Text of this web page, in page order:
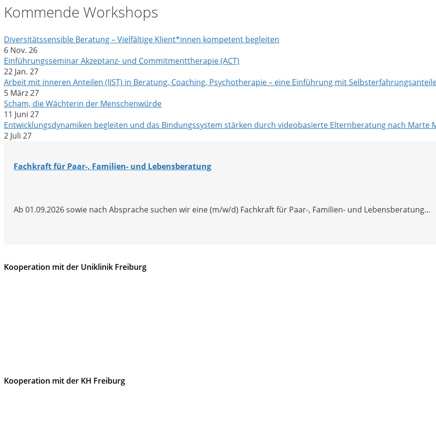
Kommende Workshops
Diversitätssensible Beratung – Vielfältige Klient*innen kompetent begleiten
6 Nov. 26
Einführungsseminar Akzeptanz- und Commitmenttherapie (ACT)
22 Jan. 27
Arbeit mit inneren Anteilen (IIST) in Beratung, Coaching, Psychotherapie – eine Einführung mit
5 März 27
Scham, die Wächterin der Menschenwürde
11 Juni 27
Entwicklungsdynamiken begleiten und das Bindungssystem stärken durch videobasierte Elternberatung nach Marte
2 Juli 27
Fachkraft für Paar-, Familien- und Lebensberatung
Ab 01.09.2026 sowie nach Absprache suchen wir eine (m/w/d) Fachkraft für Paar-, Familien- und Lebensberatung...
Kooperation mit der Uniklinik Freiburg
Kooperation mit der KH Freiburg